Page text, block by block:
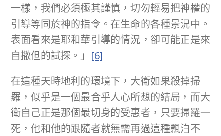
一樣，我們必須極其謹慎，切勿輕易把神權的
引導等同於神的指令。在生命的各種景況中。
表面看來是耶和華引導的情況，卻可能正是來
自撒但的試探。」 [6]
在這種天時地利的環境下，大衛如果殺掉掃
羅，似乎是一個最合乎人心所想的結局，而大
衛自己正是那個最切身的受惠者，只要掃羅一
死，他和他的跟隨者就無需再過這種飄泊不